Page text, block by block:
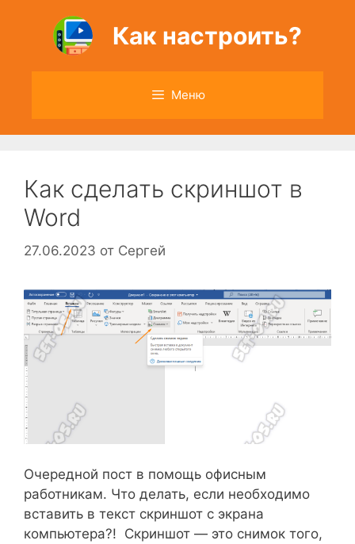
содержимому
Как настроить?
Меню
Как сделать скриншот в
Word
27.06.2023 от Сергей
Очередной пост в помощь офисным
работникам. Что делать, если необходимо
вставить в текст скриншот с экрана
компьютера?! Скриншот — это снимок того,